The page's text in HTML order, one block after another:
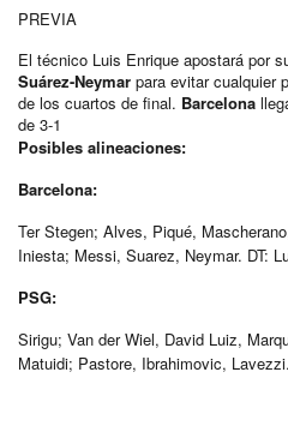
PREVIA
El técnico Luis Enrique apostará por
Suárez-Neymar para evitar cualquier
de los cuartos de final. Barcelona
de 3-1
Posibles alineaciones:
Barcelona:
Ter Stegen; Alves, Piqué,
Iniesta; Messi, Suarez, Neymar. DT:
PSG:
Sirigu; Van der Wiel, David Luiz,
Matuidi; Pastore, Ibrahimovic,